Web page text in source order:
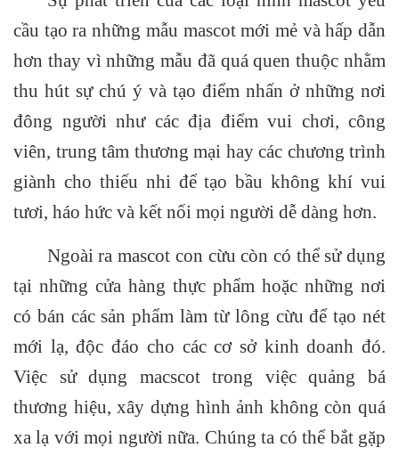
cầu tạo ra những mẫu mascot mới mẻ và hấp dẫn
hơn thay vì những mẫu đã quá quen thuộc nhằm
thu hút sự chú ý và tạo điểm nhấn ở những nơi
đông người như các địa điểm vui chơi, công
viên, trung tâm thương mại hay các chương trình
giành cho thiếu nhi để tạo bầu không khí vui
tươi, háo hức và kết nối mọi người dễ dàng hơn.
Ngoài ra mascot con cừu còn có thể sử dụng
tại những cửa hàng thực phẩm hoặc những nơi
có bán các sản phẩm làm từ lông cừu để tạo nét
mới lạ, độc đáo cho các cơ sở kinh doanh đó.
Việc sử dụng macscot trong việc quảng bá
thương hiệu, xây dựng hình ảnh không còn quá
xa lạ với mọi người nữa. Chúng ta có thể bắt gặp